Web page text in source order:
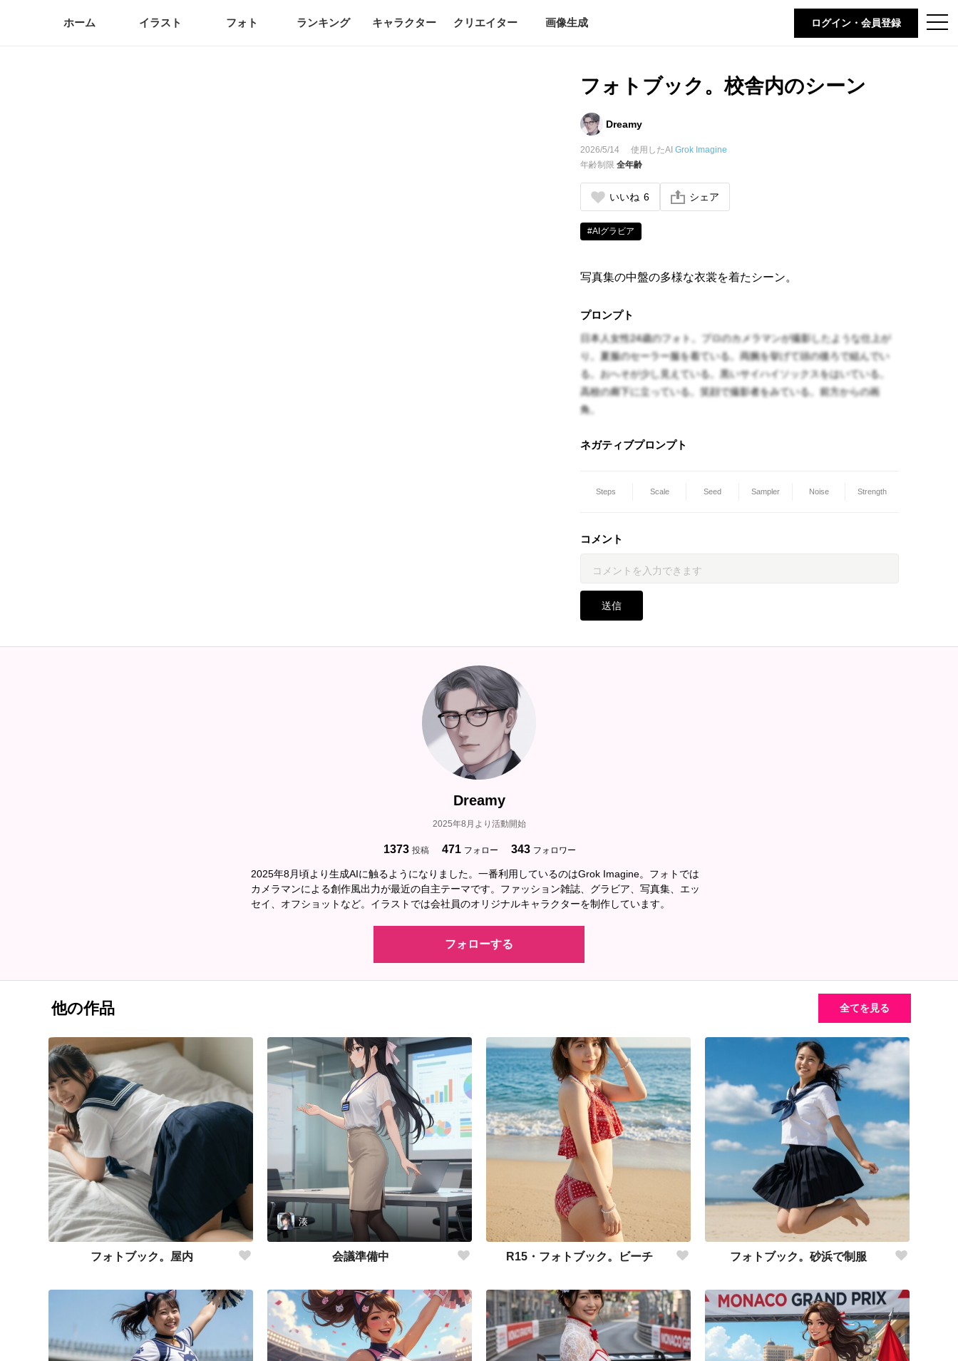
t
o
ホーム イラスト フォト ランキング キャラクター クリエイター 画像生成 ログイン・会員登録
フォトブック。校舎内のシーン
Dreamy
2026/5/14 使用したAI Grok Imagine
年齢制限 全年齢
いいね 6 シェア
#AIグラビア
写真集の中盤の多様な衣裳を着たシーン。
プロンプト
日本人女性24歳のフォト。プロのカメラマンが撮影したような仕上が
り。夏服のセーラー服を着ている。両腕を挙げて頭の後ろで組んでい
る。おへそが少し見えている。黒いサイハイソックスをはいている。
高校の廊下に立っている。笑顔で撮影者をみている。前方からの画
角。
ネガティブプロンプト
Steps Scale Seed Sampler Noise Strength
コメント
送信
Dreamy
2025年8月より活動開始
1373 投稿 471 フォロー 343 フォロワー
2025年8月頃より生成AIに触るようになりました。一番利用しているのはGrok Imagine。フォトでは
カメラマンによる創作風出力が最近の自主テーマです。ファッション雑誌、グラビア、写真集、エッ
セイ、オフショットなど。イラストでは会社員のオリジナルキャラクターを制作しています。
フォローする
他の作品 全てを見る
フォトブック。屋内
湊
会議準備中 R15・フォトブック。ビーチ フォトブック。砂浜で制服